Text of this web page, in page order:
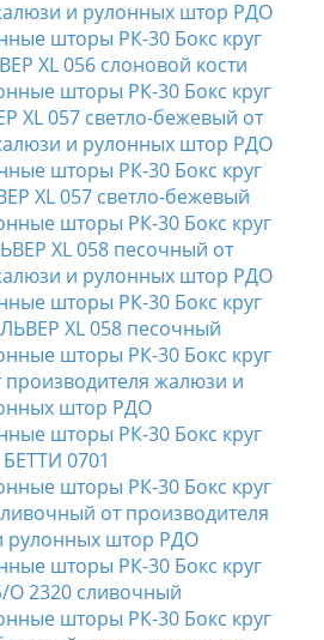
шторы РК-30 Бокс круг
XL 056 слоновой кости
шторы РК-30 Бокс круг
XL 057 светло-бежевый
шторы РК-30 Бокс круг
XL 058 песочный
шторы РК-30 Бокс круг
БЕТТИ 0701
шторы РК-30 Бокс круг
2320 сливочный